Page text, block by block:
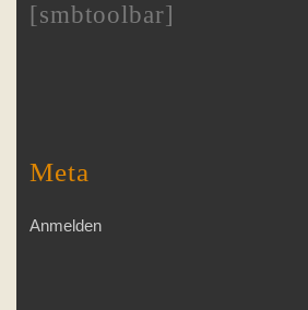
[smbtoolbar]
Meta
Anmelden